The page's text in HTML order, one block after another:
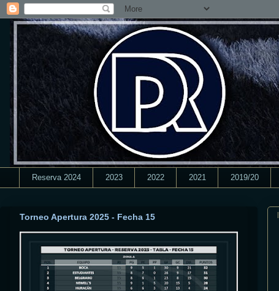
Reserva 2024 2023 2022 2021 2019/20
Torneo Apertura 2025 - Fecha 15